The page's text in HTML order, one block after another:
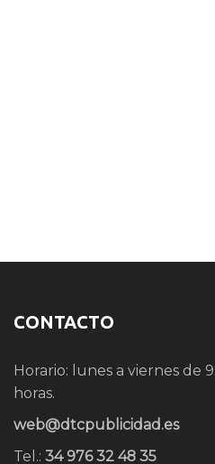
CONTACTO
Horario: lunes a viernes de
horas.
web@dtcpublicidad.es
Tel.: 34 976 32 48 35